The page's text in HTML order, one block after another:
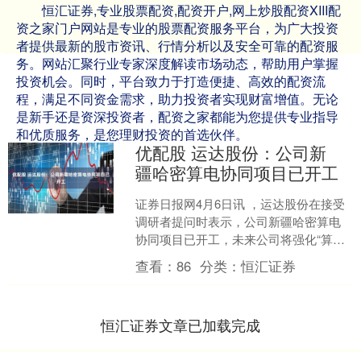
恒汇证券,专业股票配资,配资开户,网上炒股配资XIII‌配
资之家门户网站是专业的股票配资服务平台，为广大投资
者提供最新的股市资讯、行情分析以及安全可靠的配资服
务。网站汇聚行业专家深度解读市场动态，帮助用户掌握
投资机会。同时，平台致力于打造便捷、高效的配资流
程，满足不同资金需求，助力投资者实现财富增值。无论
是新手还是资深投资者，配资之家都能为您提供专业指导
和优质服务，是您理财投资的首选伙伴。
优配股 运达股份：公司新
疆哈密算电协同项目已开工
证券日报网4月6日讯 ，运达股份在接受
调研者提问时表示，公司新疆哈密算电
协同项目已开工，未来公司将强化“算
电”协同技术的研发，通过创新实现算力
与能源的深度耦合，....
查看：86 分类：恒汇证券
恒汇证券文章已加载完成